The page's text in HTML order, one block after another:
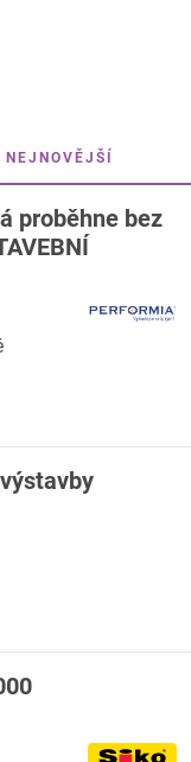
NEJNOVĚJŠÍ
proběhne bez